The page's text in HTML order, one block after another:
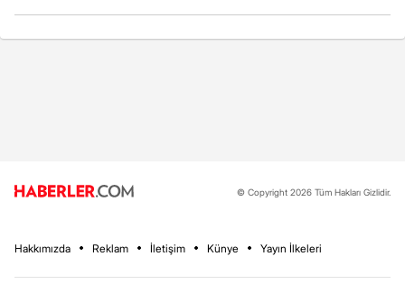
© Copyright 2026 Tüm Hakları Gizlidir.
Hakkımızda Reklam İletişim Künye Yayın İlkeleri